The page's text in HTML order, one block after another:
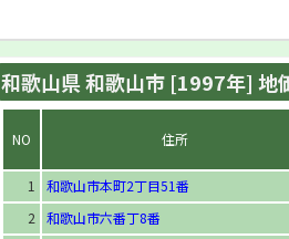
和歌山県 和歌山市 [1997年] 地
NO 住所
1
和歌山市本町2丁目51番
2
和歌山市六番丁8番